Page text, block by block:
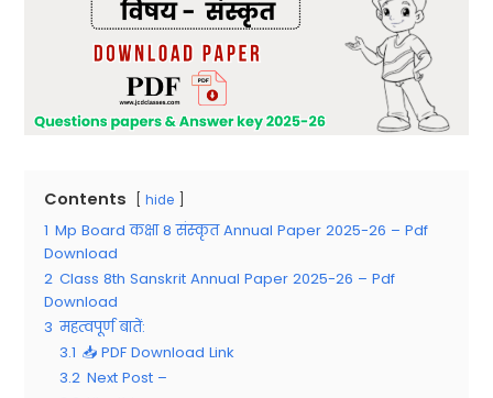
Contents hide
1 Mp Board कक्षा 8 संस्‍कृत Annual Paper 2025-26 – Pdf
Download
2 Class 8th Sanskrit Annual Paper 2025-26 – Pdf
Download
3 महत्वपूर्ण बातें:
3.1 📥 PDF Download Link
3.2 Next Post –